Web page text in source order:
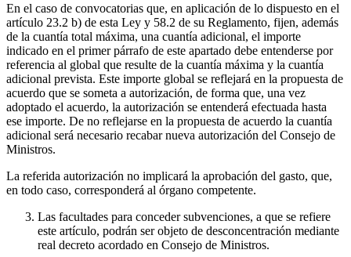
En el caso de convocatorias que, en aplicación de lo dispuesto en el
artículo 23.2 b) de esta Ley y 58.2 de su Reglamento, fijen, además
de la cuantía total máxima, una cuantía adicional, el importe
indicado en el primer párrafo de este apartado debe entenderse por
referencia al global que resulte de la cuantía máxima y la cuantía
adicional prevista. Este importe global se reflejará en la propuesta de
acuerdo que se someta a autorización, de forma que, una vez
adoptado el acuerdo, la autorización se entenderá efectuada hasta
ese importe. De no reflejarse en la propuesta de acuerdo la cuantía
adicional será necesario recabar nueva autorización del Consejo de
Ministros.
La referida autorización no implicará la aprobación del gasto, que,
en todo caso, corresponderá al órgano competente.
Las facultades para conceder subvenciones, a que se refiere
este artículo, podrán ser objeto de desconcentración mediante
real decreto acordado en Consejo de Ministros.